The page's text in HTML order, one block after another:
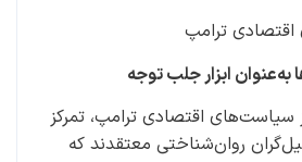
اقتصادی ترامپ
به‌عنوان ابزار جلب توجه‌
سیاست‌های اقتصادی ترامپ، تمرکز
روان‌شناختی معتقدند که